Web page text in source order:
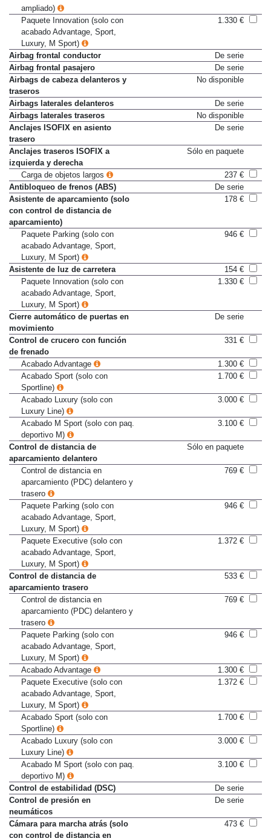
cuando de instrumentos
ampliado)
Paquete Innovation (solo con
acabado Advantage, Sport,
Luxury, M Sport)
Airbag frontal conductor
De serie
Airbag frontal pasajero
De serie
Airbags de cabeza delanteros y
traseros
Airbags laterales delanteros
De serie
Airbags laterales traseros
No disponible
Anclajes ISOFIX en asiento
trasero
Anclajes traseros ISOFIX a
izquierda y derecha
Carga de objetos largos
237 €
Antibloqueo de frenos (ABS)
De serie
Asistente de aparcamiento (solo
con control de distancia de
aparcamiento)
Paquete Parking (solo con
acabado Advantage, Sport,
Luxury, M Sport)
Asistente de luz de carretera
154 €
Paquete Innovation (solo con
acabado Advantage, Sport,
Luxury, M Sport)
Cierre automático de puertas en
movimiento
Control de crucero con función
de frenado
Acabado Advantage
1.300 €
Acabado Sport (solo con
Sportline)
Acabado Luxury (solo con
Luxury Line)
Acabado M Sport (solo con paq.
deportivo M)
Control de distancia de
aparcamiento delantero
Control de distancia en
aparcamiento (PDC) delantero y
trasero
Paquete Parking (solo con
acabado Advantage, Sport,
Luxury, M Sport)
Paquete Executive (solo con
acabado Advantage, Sport,
Luxury, M Sport)
Control de distancia de
aparcamiento trasero
Control de distancia en
aparcamiento (PDC) delantero y
trasero
Paquete Parking (solo con
acabado Advantage, Sport,
Luxury, M Sport)
Acabado Advantage
1.300 €
Paquete Executive (solo con
acabado Advantage, Sport,
Luxury, M Sport)
Acabado Sport (solo con
Sportline)
Acabado Luxury (solo con
Luxury Line)
Acabado M Sport (solo con paq.
deportivo M)
Control de estabilidad (DSC)
De serie
Control de presión en
neumáticos
Cámara para marcha atrás (solo